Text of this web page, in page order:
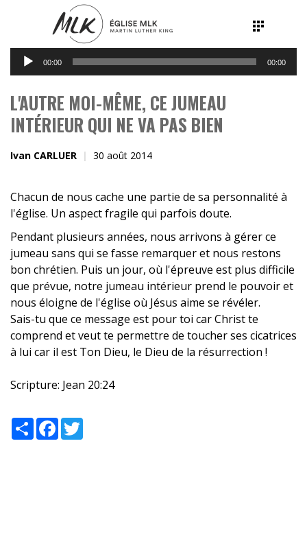
Lecteur
audio
00:00 00:00
L'AUTRE MOI-MÊME, CE JUMEAU
INTÉRIEUR QUI NE VA PAS BIEN
Ivan CARLUER 30 août 2014
Chacun de nous cache une partie de sa personnalité à
l'église. Un aspect fragile qui parfois doute.
Pendant plusieurs années, nous arrivons à gérer ce
jumeau sans qui se fasse remarquer et nous restons
bon chrétien. Puis un jour, où l'épreuve est plus difficile
que prévue, notre jumeau intérieur prend le pouvoir et
nous éloigne de l'église où Jésus aime se révéler.
Sais-tu que ce message est pour toi car Christ te
comprend et veut te permettre de toucher ses cicatrices
à lui car il est Ton Dieu, le Dieu de la résurrection !
Scripture: Jean 20:24
ShareFacebook